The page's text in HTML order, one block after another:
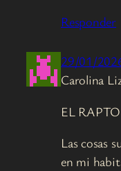
Responder
29/01/
Carolina
EL RAPTO
Las cosas
en mi